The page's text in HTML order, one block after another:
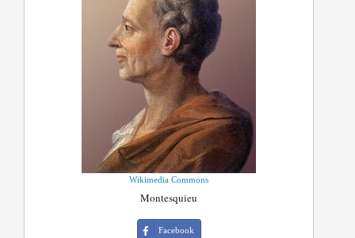
Wikimedia Commons
Montesquieu
Facebook